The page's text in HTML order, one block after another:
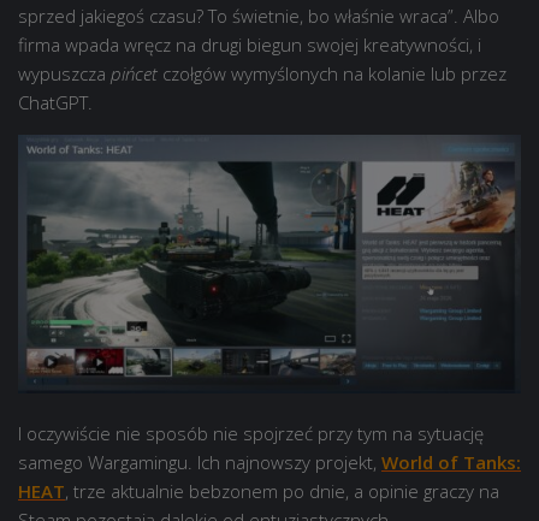
sprzed jakiegoś czasu? To świetnie, bo właśnie wraca”. Albo
firma wpada wręcz na drugi biegun swojej kreatywności, i
wypuszcza pińcet czołgów wymyślonych na kolanie lub przez
ChatGPT.
I oczywiście nie sposób nie spojrzeć przy tym na sytuację
samego Wargamingu. Ich najnowszy projekt, World of Tanks:
HEAT, trze aktualnie bebzonem po dnie, a opinie graczy na